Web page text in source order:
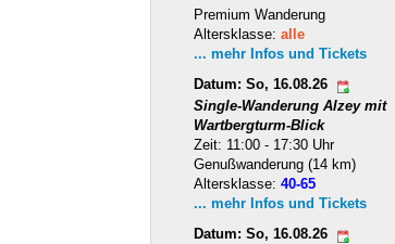
Premium Wanderung
Altersklasse:alle
... mehr Infos und Tickets
Datum: So, 16.08.26
Single-Wanderung Alzey mit
Wartbergturm-Blick
Zeit: 11:00 - 17:30 Uhr
Genußwanderung (14 km)
Altersklasse:40-65
... mehr Infos und Tickets
Datum: So, 16.08.26